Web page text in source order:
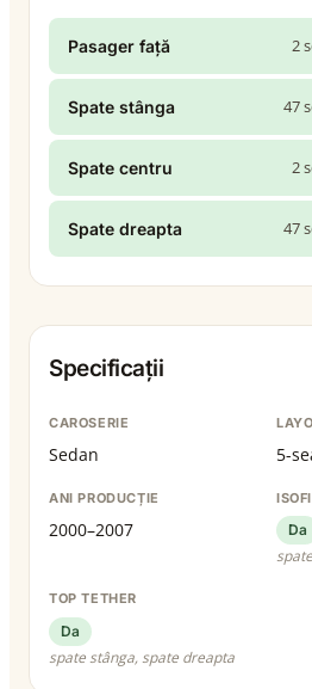
Pasager față 2
Spate stânga 47
Spate centru 2
Spate dreapta 47
Specificații
CAROSERIE
Sedan 5-
ANI PRODUCȚIE
2000–2007 Da
TOP TETHER
Da
spate stânga, spate dreapta